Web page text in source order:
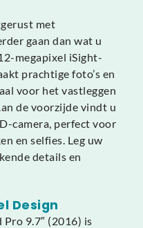
met
gaan dan wat u
megapixel iSight-
prachtige foto’s en
voor het vastleggen
de voorzijde vindt u
camera, perfect voor
en selfies. Leg uw
details en
Design
9.7″ (2016) is